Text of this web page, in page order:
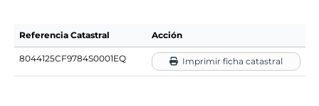
Referencia Catastral Acción
8044125CF9784S0001EQ Imprimir ficha catastral